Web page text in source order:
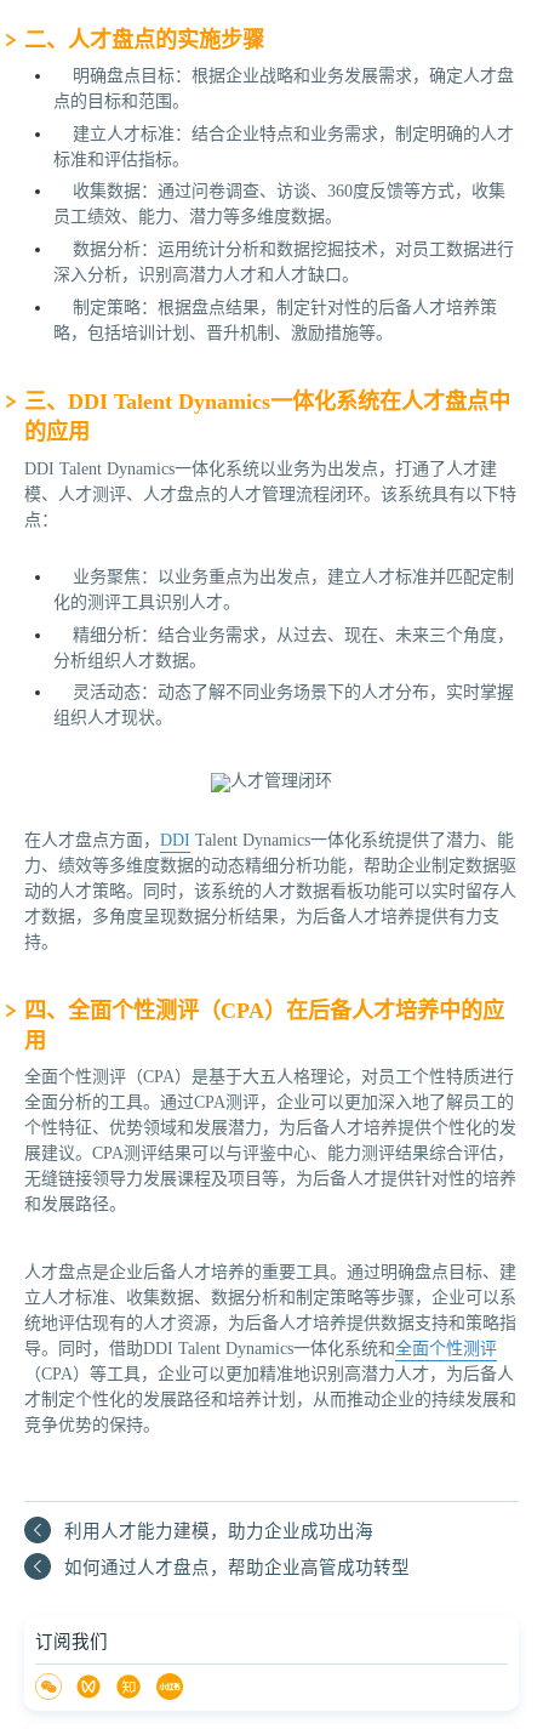
‌二、人才盘点的实施步骤‌
‌明确盘点目标‌：根据企业战略和业务发展需求，确定人才盘
点的目标和范围。
‌建立人才标准‌：结合企业特点和业务需求，制定明确的人才
标准和评估指标。
‌收集数据‌：通过问卷调查、访谈、360度反馈等方式，收集
员工绩效、能力、潜力等多维度数据。
‌数据分析‌：运用统计分析和数据挖掘技术，对员工数据进行
深入分析，识别高潜力人才和人才缺口。
‌制定策略‌：根据盘点结果，制定针对性的后备人才培养策
略，包括培训计划、晋升机制、激励措施等。
‌三、DDI Talent Dynamics一体化系统在人才盘点中
的应用‌
DDI Talent Dynamics一体化系统以业务为出发点，打通了人才建
模、人才测评、人才盘点的人才管理流程闭环。该系统具有以下特
点：
‌业务聚焦‌：以业务重点为出发点，建立人才标准并匹配定制
化的测评工具识别人才。
‌精细分析‌：结合业务需求，从过去、现在、未来三个角度，
分析组织人才数据。
‌灵活动态‌：动态了解不同业务场景下的人才分布，实时掌握
组织人才现状。
在人才盘点方面， DDI Talent Dynamics一体化系统提供了潜力、能
力、绩效等多维度数据的动态精细分析功能，帮助企业制定数据驱
动的人才策略。同时，该系统的人才数据看板功能可以实时留存人
才数据，多角度呈现数据分析结果，为后备人才培养提供有力支
持。
‌四、全面个性测评（CPA）在后备人才培养中的应
用‌
全面个性测评（CPA）是基于大五人格理论，对员工个性特质进行
全面分析的工具。通过CPA测评，企业可以更加深入地了解员工的
个性特征、优势领域和发展潜力，为后备人才培养提供个性化的发
展建议。CPA测评结果可以与评鉴中心、能力测评结果综合评估，
无缝链接领导力发展课程及项目等，为后备人才提供针对性的培养
和发展路径。
人才盘点是企业后备人才培养的重要工具。通过明确盘点目标、建
立人才标准、收集数据、数据分析和制定策略等步骤，企业可以系
统地评估现有的人才资源，为后备人才培养提供数据支持和策略指
导。同时，借助DDI Talent Dynamics一体化系统和全面个性测评
（CPA）等工具，企业可以更加精准地识别高潜力人才，为后备人
才制定个性化的发展路径和培养计划，从而推动企业的持续发展和
竞争优势的保持。
利用人才能力建模，助力企业成功出海
如何通过人才盘点，帮助企业高管成功转型‌
订阅我们